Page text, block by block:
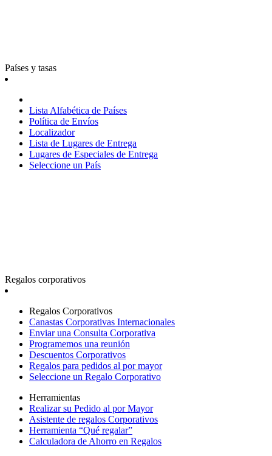
Países y tasas
Lista Alfabética de Países
Política de Envíos
Localizador
Lista de Lugares de Entrega
Lugares de Especiales de Entrega
Seleccione un País
Regalos corporativos
Regalos Corporativos
Canastas Corporativas Internacionales
Enviar una Consulta Corporativa
Programemos una reunión
Descuentos Corporativos
Regalos para pedidos al por mayor
Seleccione un Regalo Corporativo
Herramientas
Realizar su Pedido al por Mayor
Asistente de regalos Corporativos
Herramienta “Qué regalar”
Calculadora de Ahorro en Regalos